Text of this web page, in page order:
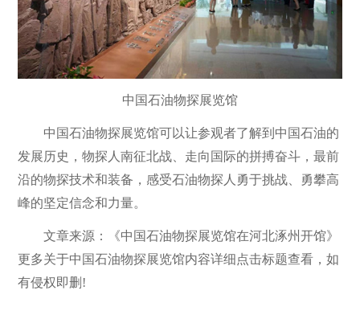
中国石油物探展览馆
中国石油物探展览馆可以让参观者了解到中国石油的
发展历史，物探人南征北战、走向国际的拼搏奋斗，最前
沿的物探技术和装备，感受石油物探人勇于挑战、勇攀高
峰的坚定信念和力量。
文章来源：《中国石油物探展览馆在河北涿州开馆》
更多关于中国石油物探展览馆内容详细点击标题查看，如
有侵权即删!